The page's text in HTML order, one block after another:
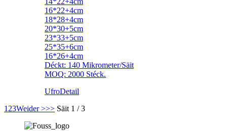
16*22+4cm
18*28+4cm
20*30+5cm
23*33+5cm
25*35+6cm
16*26+4cm
Déckt: 140 Mikrometer/Säit
MOQ: 2000 Stéck.
UfroDetail
1 23Weider >>> Säit 1 / 3